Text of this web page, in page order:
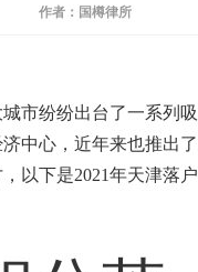
作者：国樽律所
市纷纷出台了一系列吸
中心，近年来也推出了
以下是2021年天津落户